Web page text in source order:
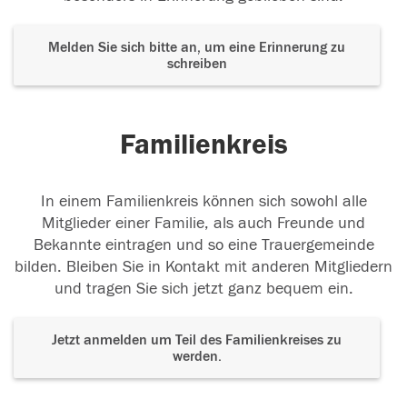
Melden Sie sich bitte an, um eine Erinnerung zu
schreiben
Familienkreis
In einem Familienkreis können sich sowohl alle
Mitglieder einer Familie, als auch Freunde und
Bekannte eintragen und so eine Trauergemeinde
bilden. Bleiben Sie in Kontakt mit anderen Mitgliedern
und tragen Sie sich jetzt ganz bequem ein.
Jetzt anmelden um Teil des Familienkreises zu
werden.